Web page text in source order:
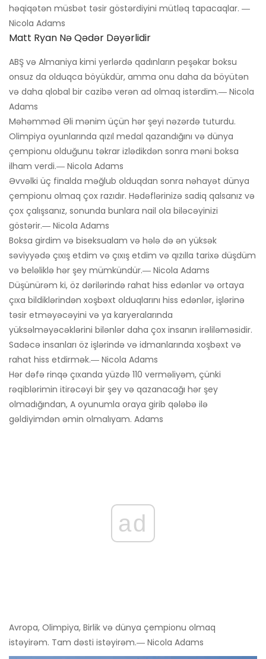
həqiqətən müsbət təsir göstərdiyini mütləq tapacaqlar. ―
Nicola Adams
Matt Ryan Nə Qədər Dəyərlidir
ABŞ və Almaniya kimi yerlərdə qadınların peşəkar boksu
onsuz da olduqca böyükdür, amma onu daha da böyütən
və daha qlobal bir cazibə verən ad olmaq istərdim.― Nicola
Adams
Məhəmməd Əli mənim üçün hər şeyi nəzərdə tuturdu.
Olimpiya oyunlarında qızıl medal qazandığını və dünya
çempionu olduğunu təkrar izlədikdən sonra məni boksa
ilham verdi.― Nicola Adams
Əvvəlki üç finalda məğlub olduqdan sonra nəhayət dünya
çempionu olmaq çox razıdır. Hədəflərinizə sadiq qalsanız və
çox çalışsanız, sonunda bunlara nail ola biləcəyinizi
göstərir.― Nicola Adams
Boksa girdim və biseksualam və hələ də ən yüksək
səviyyədə çıxış etdim və çıxış etdim və qızılla tarixə düşdüm
və beləliklə hər şey mümkündür.― Nicola Adams
Düşünürəm ki, öz dərilərində rahat hiss edənlər və ortaya
çıxa bildiklərindən xoşbəxt olduqlarını hiss edənlər, işlərinə
təsir etməyəcəyini və ya karyeralarında
yüksəlməyəcəklərini bilənlər daha çox insanın irəliləməsidir.
Sadəcə insanları öz işlərində və idmanlarında xoşbəxt və
rahat hiss etdirmək.― Nicola Adams
Hər dəfə rinqə çıxanda yüzdə 110 verməliyəm, çünki
rəqiblərimin itirəcəyi bir şey və qazanacağı hər şey
olmadığından, A oyunumla oraya girib qələbə ilə
gəldiyimdən əmin olmalıyam. Adams
ad
Avropa, Olimpiya, Birlik və dünya çempionu olmaq
istəyirəm. Tam dəsti istəyirəm.― Nicola Adams